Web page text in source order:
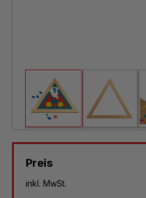
Preis
inkl. MwSt.